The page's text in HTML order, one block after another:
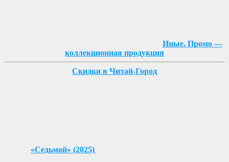
Иные. Промо —
коллекционная продукция
Скидки в Читай-Город
«Седьмой» (2025)